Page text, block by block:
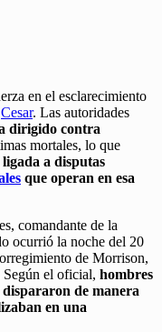
en el esclarecimiento
Cesar. Las autoridades
dirigido contra
mortales, lo que
a disputas
que operan en esa
comandante de la
ocurrió la noche del 20
de Morrison,
el oficial, hombres
de manera
en una